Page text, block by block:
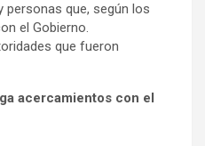
personas que, según los
el Gobierno.
que fueron
acercamientos con el